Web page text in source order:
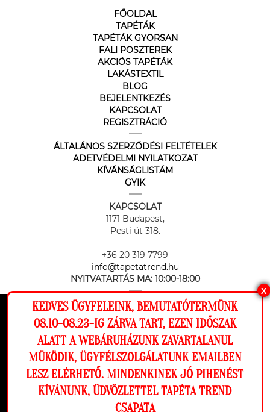
Ez a weboldal cookie-kat használ, hogy a
lehető legjobb élményt nyújtsa honlapunkon.
Beállítások
Elutasítom Engedélyezem
FŐOLDAL
TAPÉTÁK
TAPÉTÁK GYORSAN
FALI POSZTEREK
AKCIÓS TAPÉTÁK
LAKÁSTEXTIL
BLOG
BEJELENTKEZÉS
KAPCSOLAT
REGISZTRÁCIÓ
ÁLTALÁNOS SZERZŐDÉSI FELTÉTELEK
ADETVÉDELMI NYILATKOZAT
KÍVÁNSÁGLISTÁM
GYIK
KAPCSOLAT
1171 Budapest,
Pesti út 318.
+36 20 319 7799
info@tapetatrend.hu
NYITVATARTÁS MA: 10:00-18:00
Az online fizetést a Barion Payment Zrt. biztosítja, MNB engedély
száma: H-EN-I-1064/2013
X
KEDVES ÜGYFELEINK, BEMUTATÓTERMÜNK
08.10-08.23-IG ZÁRVA TART, EZEN IDŐSZAK
ALATT A WEBÁRUHÁZUNK ZAVARTALANUL
MÜKÖDIK, ÜGYFÉLSZOLGÁLATUNK EMAILBEN
LESZ ELÉRHETŐ. MINDENKINEK JÓ PIHENÉST
KÍVÁNUNK, ÜDVÖZLETTEL TAPÉTA TREND
CSAPATA